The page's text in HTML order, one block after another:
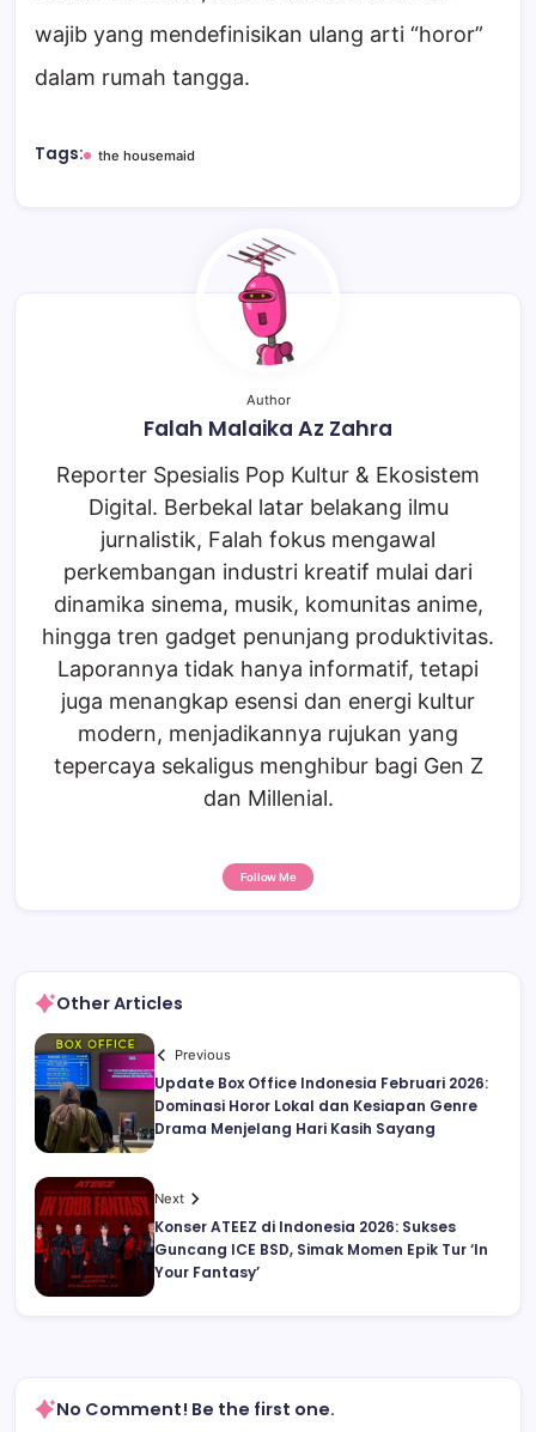
wajib yang mendefinisikan ulang arti “horor”
dalam rumah tangga.
Tags: the housemaid
Author
Falah Malaika Az Zahra
Reporter Spesialis Pop Kultur & Ekosistem
Digital. Berbekal latar belakang ilmu
jurnalistik, Falah fokus mengawal
perkembangan industri kreatif mulai dari
dinamika sinema, musik, komunitas anime,
hingga tren gadget penunjang produktivitas.
Laporannya tidak hanya informatif, tetapi
juga menangkap esensi dan energi kultur
modern, menjadikannya rujukan yang
tepercaya sekaligus menghibur bagi Gen Z
dan Millenial.
Follow Me
Other Articles
Previous
Update Box Office Indonesia Februari 2026:
Dominasi Horor Lokal dan Kesiapan Genre
Drama Menjelang Hari Kasih Sayang
Next
Konser ATEEZ di Indonesia 2026: Sukses
Guncang ICE BSD, Simak Momen Epik Tur ‘In
Your Fantasy’
No Comment! Be the first one.